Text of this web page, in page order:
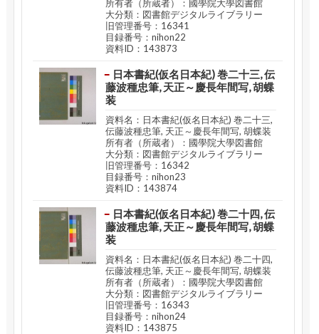
所有者（所蔵者）：國學院大學図書館
大分類：図書館デジタルライブラリー
旧管理番号：16341
目録番号：nihon22
資料ID：143873
日本書紀(仮名日本紀) 巻二十三, 伝
藤波種忠筆, 天正～慶長年間写, 胡蝶
装
資料名：日本書紀(仮名日本紀) 巻二十三,
伝藤波種忠筆, 天正～慶長年間写, 胡蝶装
所有者（所蔵者）：國學院大學図書館
大分類：図書館デジタルライブラリー
旧管理番号：16342
目録番号：nihon23
資料ID：143874
日本書紀(仮名日本紀) 巻二十四, 伝
藤波種忠筆, 天正～慶長年間写, 胡蝶
装
資料名：日本書紀(仮名日本紀) 巻二十四,
伝藤波種忠筆, 天正～慶長年間写, 胡蝶装
所有者（所蔵者）：國學院大學図書館
大分類：図書館デジタルライブラリー
旧管理番号：16343
目録番号：nihon24
資料ID：143875